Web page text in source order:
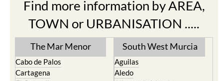
TOWN or URBANISATION .....
The Mar Menor
Cabo de Palos
El Carmoli
Islas Menores and Mar de
South West Murcia
Aguilas
Alhama de Murcia
Bolnuevo